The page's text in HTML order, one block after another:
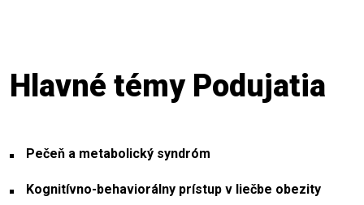
Hlavné témy Podujatia
Pečeň a metabolický syndróm
Kognitívno-behaviorálny prístup v liečbe obezity